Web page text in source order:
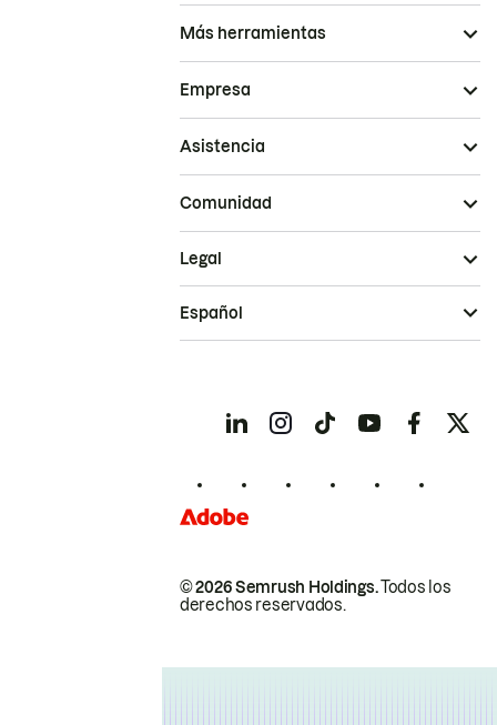
Más herramientas
Empresa
Asistencia
Comunidad
© 2026 Semrush Holdings.Todos los
derechos reservados.
Legal
Español